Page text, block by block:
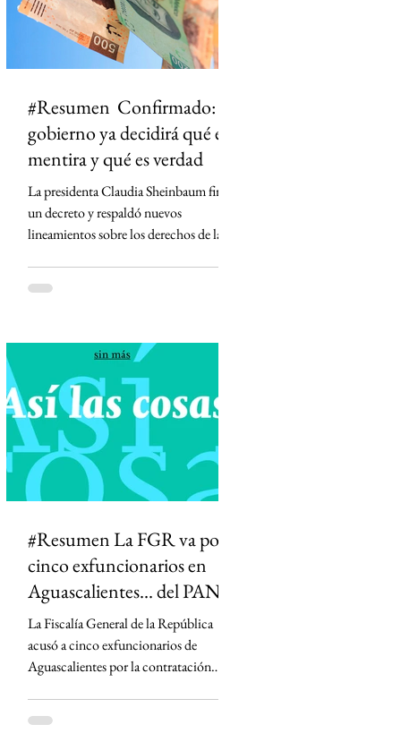
#Resumen Confirmado: el
gobierno ya decidirá qué es
mentira y qué es verdad
La presidenta Claudia Sheinbaum firmó
un decreto y respaldó nuevos
lineamientos sobre los derechos de las
códigos de ética, defensores de las
diferenciar información de opinión. La
medida desató críticas de medios,
periodistas y la oposición, que advierten
que podría abrir la puerta a la censura y
permitir que el Estado influya en la
definición de qué información es veraz.
#Resumen La FGR va por
cinco exfuncionarios en
Aguascalientes... del PAN
La Fiscalía General de la República
acusó a cinco exfuncionarios de
Aguascalientes por la contratación